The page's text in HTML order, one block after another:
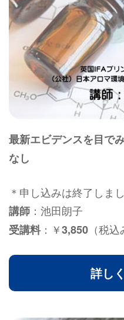
最新エビデンスを目で
なし
＊申し込みは終了しまし
講師 ：池田朗子
受講料：￥3,850 （税込
詳し